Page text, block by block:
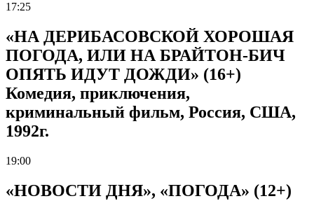
17:25
«НА ДЕРИБАСОВСКОЙ ХОРОШАЯ
ПОГОДА, ИЛИ НА БРАЙТОН-БИЧ
ОПЯТЬ ИДУТ ДОЖДИ» (16+)
Комедия, приключения,
криминальный фильм, Россия, США,
1992г.
19:00
«НОВОСТИ ДНЯ», «ПОГОДА» (12+)